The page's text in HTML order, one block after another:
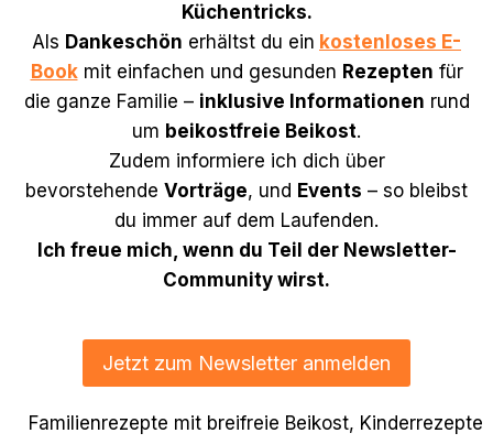
Küchentricks.
Als Dankeschön erhältst du ein kostenloses E-
Bookmit einfachen und gesunden Rezepten für
die ganze Familie – inklusive Informationen rund
um beikostfreie Beikost.
Zudem informiere ich dich über
bevorstehende Vorträge, und Events – so bleibst
du immer auf dem Laufenden.
Ich freue mich, wenn du Teil der Newsletter-
Community wirst.
Jetzt zum Newsletter anmelden